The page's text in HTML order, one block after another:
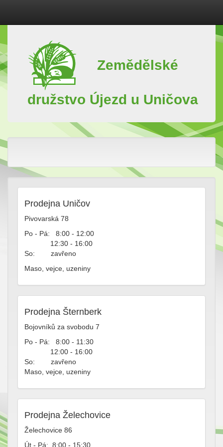
Zemědělské
družstvo Újezd u Uničova
Prodejna Uničov
Pivovarská 78
Po - Pá: 8:00 - 12:00
12:30 - 16:00
So: zavřeno
Maso, vejce, uzeniny
Prodejna Šternberk
Bojovníků za svobodu 7
Po - Pá: 8:00 - 11:30
12:00 - 16:00
So: zavřeno
Maso, vejce, uzeniny
Prodejna Želechovice
Želechovice 86
Út - Pá: 8:00 - 15:30